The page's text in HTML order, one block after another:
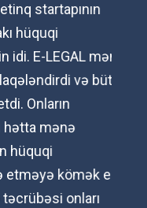
startapının
E-LEGAL məni
və bütün
Onların
mənə
kömək edir.
onları